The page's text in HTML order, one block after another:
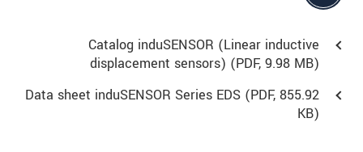
Catalog induSENSOR (Linear inductive
displacement sensors) (PDF, 9.98 MB)
Data sheet induSENSOR Series EDS (PDF, 855.92
KB)